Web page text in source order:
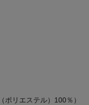
リエステル）100％）